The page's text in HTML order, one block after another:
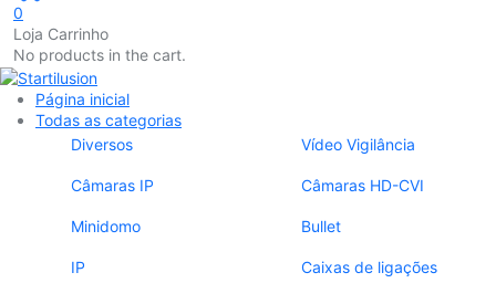
0
Loja Carrinho
No products in the cart.
Página inicial
Todas as categorias
Diversos
Vídeo Vigilância
Câmaras IP Câmaras HD-CVI
Minidomo Bullet
IP Caixas de ligações